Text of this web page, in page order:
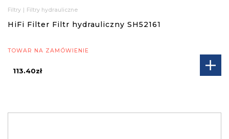
Filtry | Filtry hydrauliczne
HiFi Filter Filtr hydrauliczny SH52161
TOWAR NA ZAMÓWIENIE
113.40zł